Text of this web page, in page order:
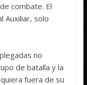
combate. El
Auxiliar, solo
no
de batalla y la
fuera de su